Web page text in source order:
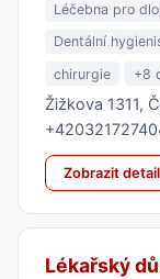
Léčebna pro
Dentální
chirurgie
+8
Žižkova 1311,
Zobrazit detail
Lékařský